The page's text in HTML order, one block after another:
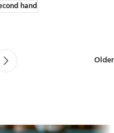
hand
Older